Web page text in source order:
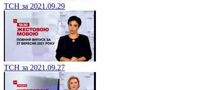
ТСН за 2021.09.29
ТСН за 2021.09.27